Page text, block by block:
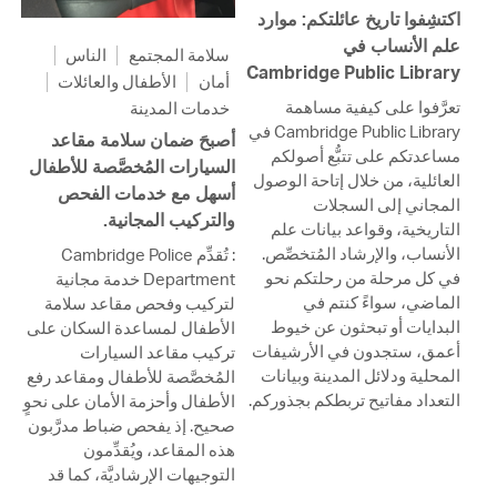
سلامة المجتمع
الناس
أمان
الأطفال والعائلات
خدمات المدينة
أصبحَ ضمان سلامة مقاعد
السيارات المُخصَّصة للأطفال
أسهل مع خدمات الفحص
والتركيب المجانية.
: تُقدِّم Cambridge Police
Department خدمة مجانية
لتركيب وفحص مقاعد سلامة
الأطفال لمساعدة السكان على
تركيب مقاعد السيارات
المُخصَّصة للأطفال ومقاعد رفع
الأطفال وأحزمة الأمان على نحوٍ
صحيح. إذ يفحص ضباط مدرَّبون
هذه المقاعد، ويُقدِّمون
التوجيهات الإرشاديَّة، كما قد
اكتشِفوا تاريخ عائلتكم: موارد
علم الأنساب في
Cambridge Public Library
تعرَّفوا على كيفية مساهمة
Cambridge Public Library في
مساعدتكم على تتبُّع أصولكم
العائلية، من خلال إتاحة الوصول
المجاني إلى السجلات
التاريخية، وقواعد بيانات علم
الأنساب، والإرشاد المُتخصِّص.
في كل مرحلة من رحلتكم نحو
الماضي، سواءً كنتم في
البدايات أو تبحثون عن خيوط
أعمق، ستجدون في الأرشيفات
المحلية ودلائل المدينة وبيانات
التعداد مفاتيح تربطكم بجذوركم.